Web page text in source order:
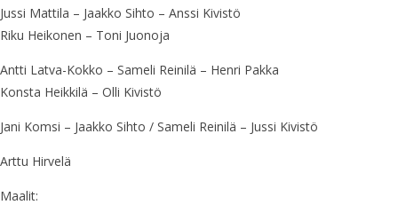
Jussi Mattila – Jaakko Sihto – Anssi Kivistö
Riku Heikonen – Toni Juonoja
Antti Latva-Kokko – Sameli Reinilä – Henri Pakka
Konsta Heikkilä – Olli Kivistö
Jani Komsi – Jaakko Sihto / Sameli Reinilä – Jussi Kivistö
Arttu Hirvelä
Maalit: